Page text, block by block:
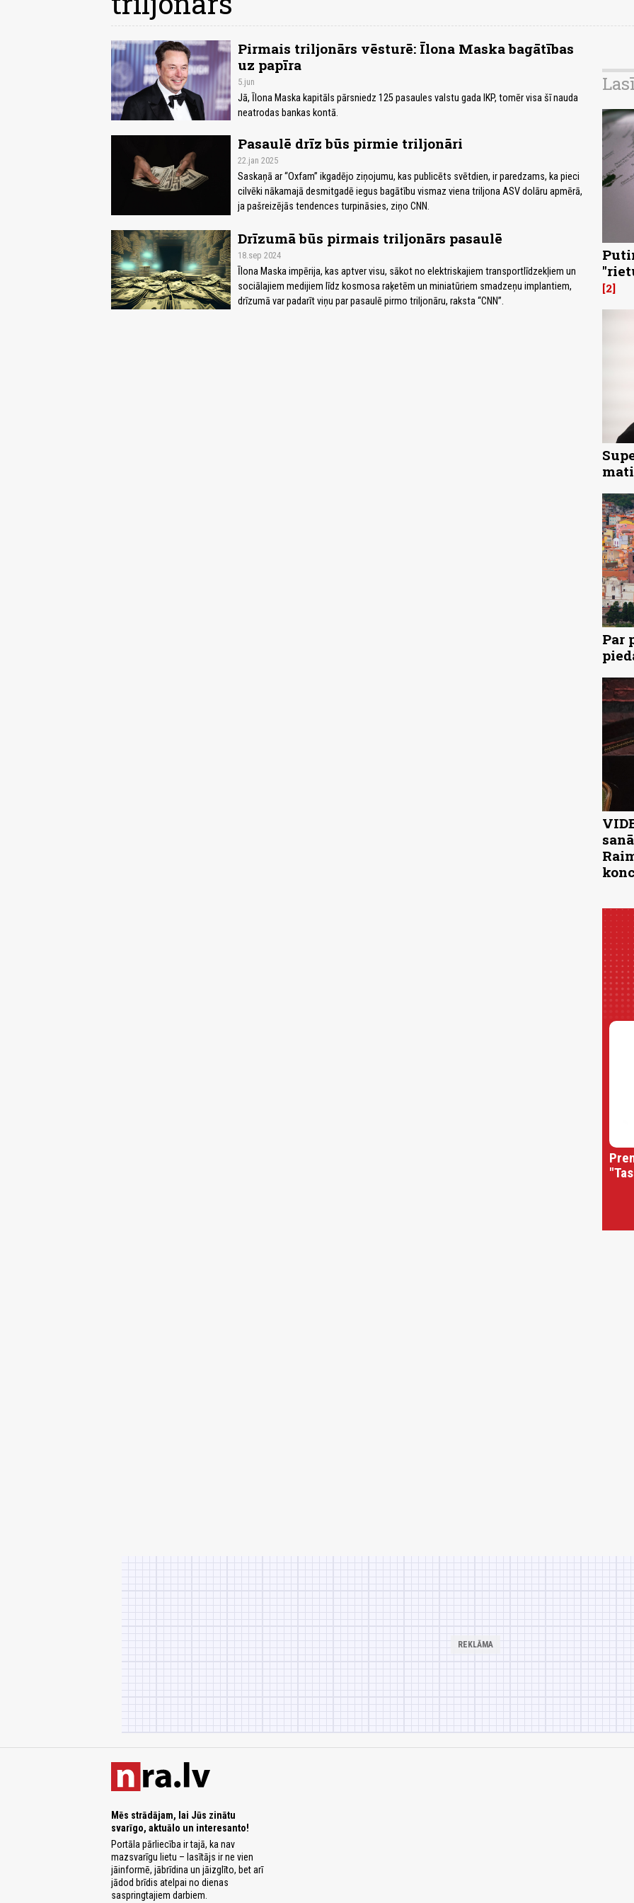
Pirmais triljonārs vēsturē: Īlona Maska bagātības
uz papīra
5.jun
Jā, Īlona Maska kapitāls pārsniedz 125 pasaules valstu gada IKP, tomēr visa šī nauda
neatrodas bankas kontā.
Pasaulē drīz būs pirmie triljonāri
22.jan 2025
Saskaņā ar “Oxfam” ikgadējo ziņojumu, kas publicēts svētdien, ir paredzams, ka pieci
cilvēki nākamajā desmitgadē iegus bagātību vismaz viena triljona ASV dolāru apmērā,
ja pašreizējās tendences turpināsies, ziņo CNN.
Drīzumā būs pirmais triljonārs pasaulē
18.sep 2024
Īlona Maska impērija, kas aptver visu, sākot no elektriskajiem transportlīdzekļiem un
sociālajiem medijiem līdz kosmosa raķetēm un miniatūriem smadzeņu implantiem,
drīzumā var padarīt viņu par pasaulē pirmo triljonāru, raksta “CNN”.
2
Par
Mēs strādājam, lai Jūs zinātu
svarīgo, aktuālo un interesanto!
Portāla pārliecība ir tajā, ka nav
mazsvarīgu lietu – lasītājs ir ne vien
jāinformē, jābrīdina un jāizglīto, bet arī
jādod brīdis atelpai no dienas
saspringtajiem darbiem.